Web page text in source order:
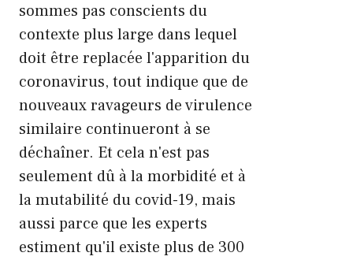
sommes pas conscients du
contexte plus large dans lequel
doit être replacée l'apparition du
coronavirus, tout indique que de
nouveaux ravageurs de virulence
similaire continueront à se
déchaîner. Et cela n'est pas
seulement dû à la morbidité et à
la mutabilité du covid-19, mais
aussi parce que les experts
estiment qu'il existe plus de 300